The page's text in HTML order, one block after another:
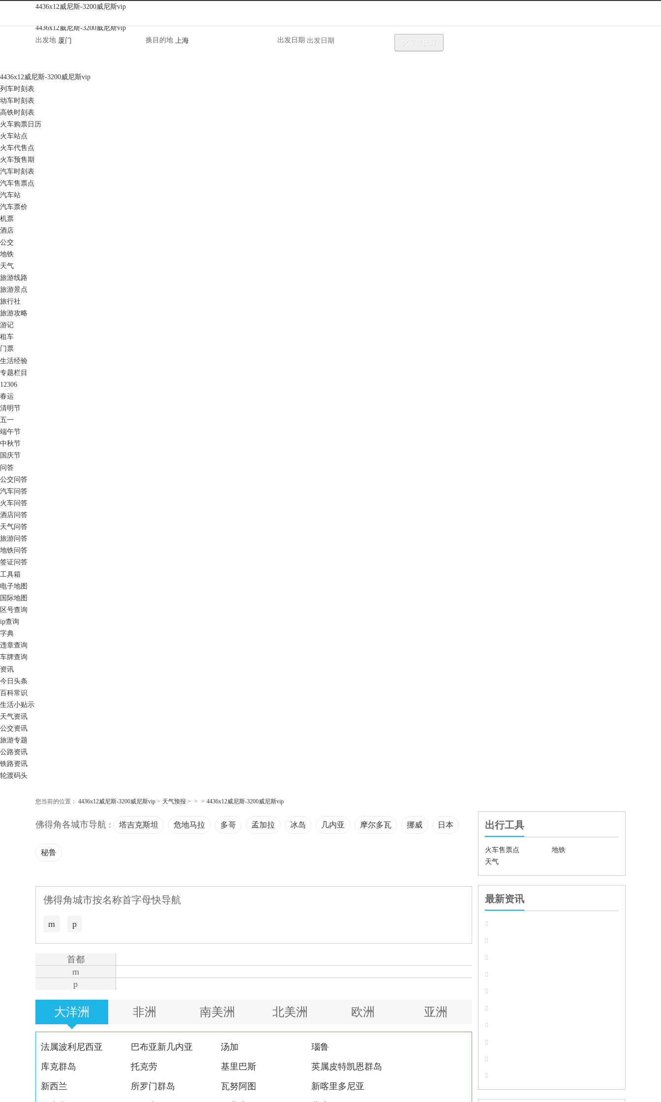
佛得角天气|佛得角天气预报|佛得角天气预报查询-4436x12威尼斯
4436x12威尼斯-3200威尼斯vip
4436x12威尼斯-3200威尼斯vip
出发地
换 目的地 出发日期 火车票预订
4436x12威尼斯-3200威尼斯vip
列车时刻表
动车时刻表
高铁时刻表
火车购票日历
火车站点
火车代售点
火车预售期
汽车时刻表
汽车售票点
汽车站
汽车票价
机票
酒店
公交
地铁
天气
旅游线路
旅游景点
旅行社
旅游攻略
游记
租车
门票
生活经验
专题栏目
12306
春运
清明节
五一
端午节
中秋节
国庆节
问答
公交问答
汽车问答
火车问答
酒店问答
天气问答
旅游问答
地铁问答
签证问答
工具箱
电子地图
国际地图
区号查询
ip查询
字典
违章查询
车牌查询
资讯
今日头条
百科常识
生活小贴示
天气资讯
公交资讯
旅游专题
公路资讯
铁路资讯
轮渡码头
您当前的位置： 4436x12威尼斯-3200威尼斯vip > 天气预报 > > > 4436x12威尼斯-3200威尼斯vip
佛得角各城市导航 : 塔吉克斯坦 危地马拉 多哥 孟加拉 冰岛 几内亚 摩尔多瓦 挪威 日本
秘鲁
佛得角城市按名称首字母快导航
m p
首都
m
p
大洋洲 非洲 南美洲 北美洲 欧洲 亚洲
法属波利尼西亚 巴布亚新几内亚 汤加
瑙鲁
库克群岛
托克劳 基里巴斯
英属皮特凯恩群岛
新西兰
所罗门群岛 瓦努阿图
新喀里多尼亚
出行工具
火车售票点
地铁
天气
最新资讯









